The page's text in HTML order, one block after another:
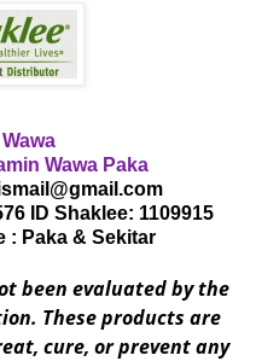
Wawa Paka
ID Shaklee: 1109915
: Paka & Sekitar
been evaluated by the
These products are
cure, or prevent any